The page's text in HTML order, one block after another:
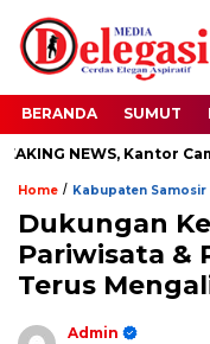
BERANDA SUMUT
NEWS, Kantor
Home / Kabupaten Samosir
Dukungan
Pariwisata &
Terus
Admin